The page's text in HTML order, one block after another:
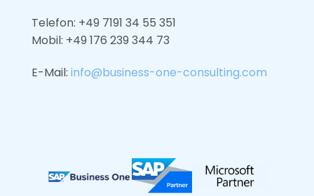
Telefon: +49 7191 34 55 351
Mobil: +49 176 239 344 73
E-Mail: info@business-one-consulting.com